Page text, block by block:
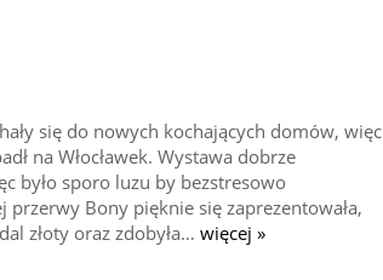
się do nowych kochających domów, więc
na Włocławek. Wystawa dobrze
było sporo luzu by bezstresowo
Bony pięknie się zaprezentowała,
złoty oraz zdobyła… więcej »